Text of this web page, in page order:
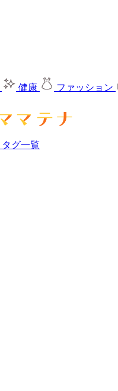
健康 ファッション
タグ一覧